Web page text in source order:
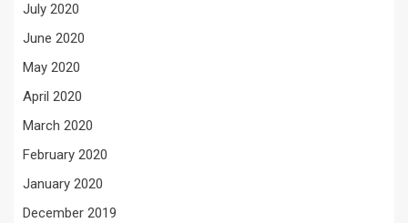
July 2020
June 2020
May 2020
April 2020
March 2020
February 2020
January 2020
December 2019